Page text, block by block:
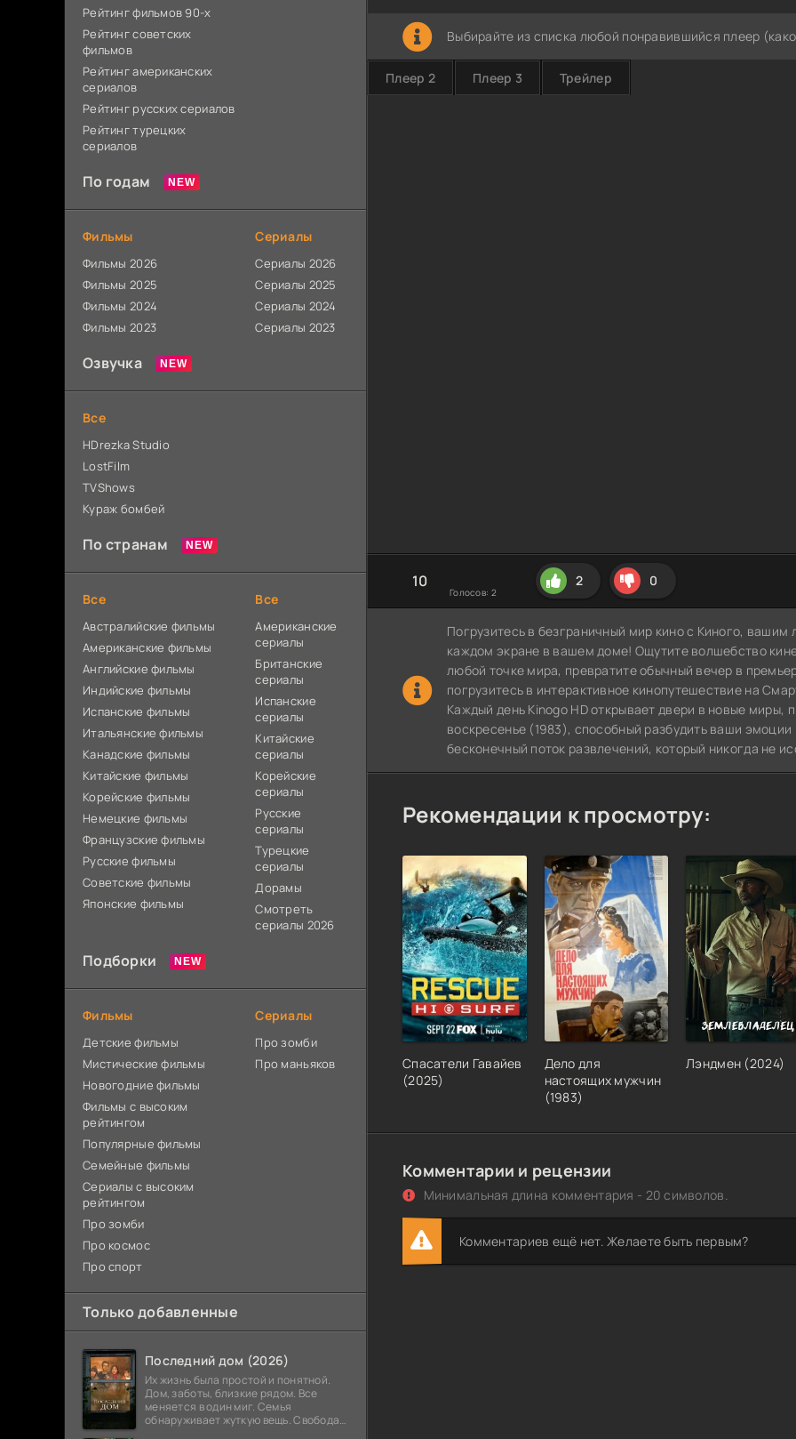
Выбирайте из списка любой понравившийся плеер
Плеер 2 Плеер 3 Трейлер
10
Голосов: 2
2 0
Погрузитесь в безграничный мир кино с Киного,
каждом экране в вашем доме! Ощутите волшебство
любой точке мира, превратите обычный вечер в
погрузитесь в интерактивное кинопутешествие на
Каждый день Kinogo HD открывает двери в новые
воскресенье (1983), способный разбудить ваши
бесконечный поток развлечений, который никогда не
Рекомендации к просмотру:
Спасатели Гавайев
(2025)
Дело для
настоящих мужчин
(1983)
Лэндмен (2024)
Комментарии и рецензии
Минимальная длина комментария - 20 символов.
Комментариев ещё нет. Желаете быть первым?
Рейтинг фильмов 90-х
Рейтинг советских
фильмов
Рейтинг американских
сериалов
Рейтинг русских сериалов
Рейтинг турецких
сериалов
По годам
Фильмы
Фильмы 2026
Фильмы 2025
Фильмы 2024
Фильмы 2023
Сериалы
Сериалы 2026
Сериалы 2025
Сериалы 2024
Сериалы 2023
Озвучка
Все
HDrezka Studio
LostFilm
TVShows
Кураж бомбей
По странам
Все
Австралийские фильмы
Американские фильмы
Английские фильмы
Индийские фильмы
Испанские фильмы
Итальянские фильмы
Канадские фильмы
Китайские фильмы
Корейские фильмы
Немецкие фильмы
Французские фильмы
Русские фильмы
Советские фильмы
Японские фильмы
Все
Американские
сериалы
Британские
сериалы
Испанские
сериалы
Китайские
сериалы
Корейские
сериалы
Русские
сериалы
Турецкие
сериалы
Дорамы
Смотреть
сериалы 2026
Подборки
Фильмы
Детские фильмы
Мистические фильмы
Новогодние фильмы
Фильмы с высоким
рейтингом
Популярные фильмы
Семейные фильмы
Сериалы с высоким
рейтингом
Про зомби
Про космос
Про спорт
Сериалы
Про зомби
Про маньяков
Только добавленные
Последний дом (2026)
Их жизнь была простой и понятной.
Дом, заботы, близкие рядом. Все
меняется в один миг. Семья
обнаруживает жуткую вещь. Свобода